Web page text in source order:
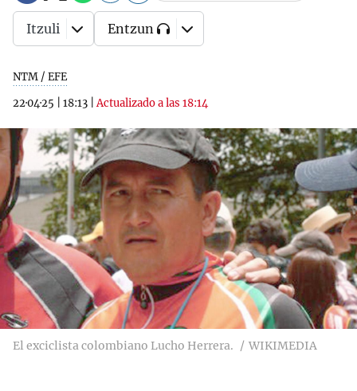
NTM / EFE
22·04·25
18:13 |Actualizado a las 18:14
Itzuli Entzun
El exciclista colombiano Lucho Herrera. WIKIMEDIA